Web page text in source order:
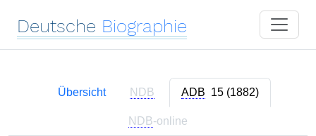
Deutsche Biographie
Übersicht NDB ADB 15 (1882)
NDB-online